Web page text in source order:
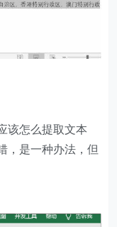
该怎么提取文本
，是一种办法，但